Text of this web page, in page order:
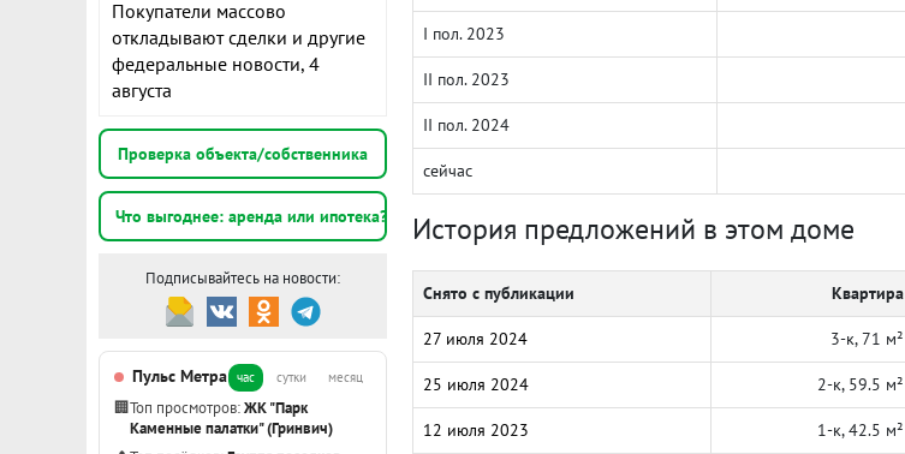
Покупатели массово
откладывают сделки и другие
федеральные новости, 4
августа
Проверка объекта/собственника
Что выгоднее: аренда или ипотека?
Подписывайтесь на новости:
Пульс Метра час сутки месяц
🏢Топ просмотров:ЖК "Парк
Каменные палатки" (Гринвич)
I пол. 2023
II пол. 2023
II пол. 2024
сейчас
История предложений в этом доме
Снято с публикации Квартира
27 июля 2024 3-к, 71 м²
25 июля 2024 2-к, 59.5 м²
12 июля 2023 1-к, 42.5 м²